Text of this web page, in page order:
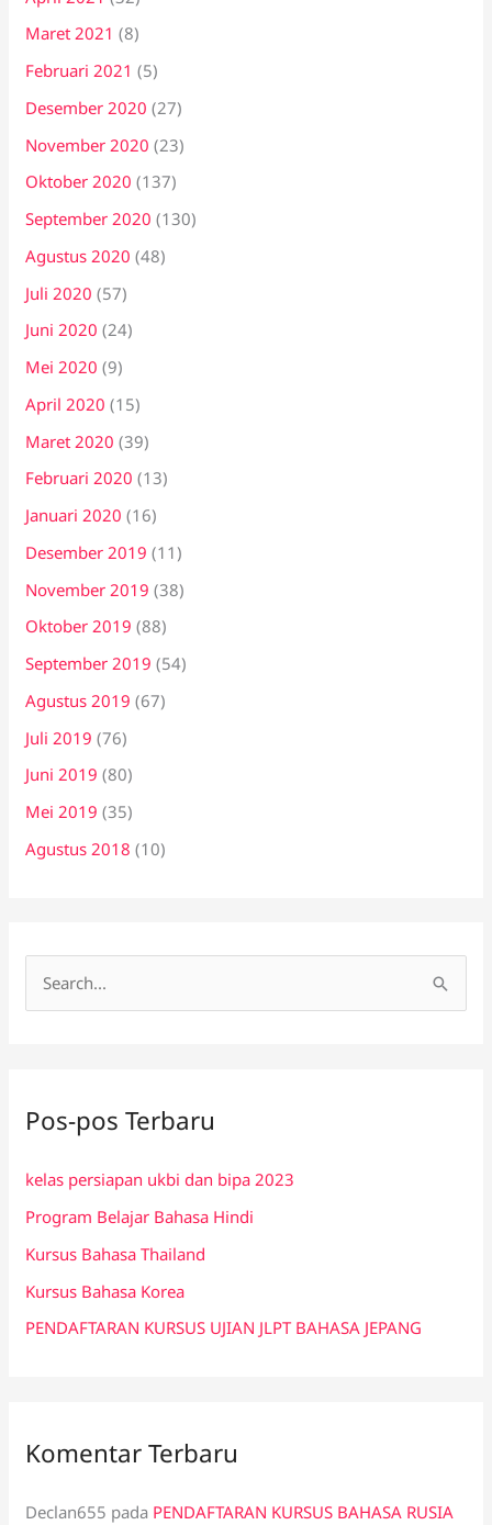
Maret 2021 (8)
Februari 2021 (5)
Desember 2020 (27)
November 2020 (23)
Oktober 2020 (137)
September 2020 (130)
Agustus 2020 (48)
Juli 2020 (57)
Juni 2020 (24)
Mei 2020 (9)
April 2020 (15)
Maret 2020 (39)
Februari 2020 (13)
Januari 2020 (16)
Desember 2019 (11)
November 2019 (38)
Oktober 2019 (88)
September 2019 (54)
Agustus 2019 (67)
Juli 2019 (76)
Juni 2019 (80)
Mei 2019 (35)
Agustus 2018 (10)
u
t
u
k
:
Pos-pos Terbaru
kelas persiapan ukbi dan bipa 2023
Program Belajar Bahasa Hindi
Kursus Bahasa Thailand
Kursus Bahasa Korea
PENDAFTARAN KURSUS UJIAN JLPT BAHASA JEPANG
Komentar Terbaru
Declan655 pada PENDAFTARAN KURSUS BAHASA RUSIA